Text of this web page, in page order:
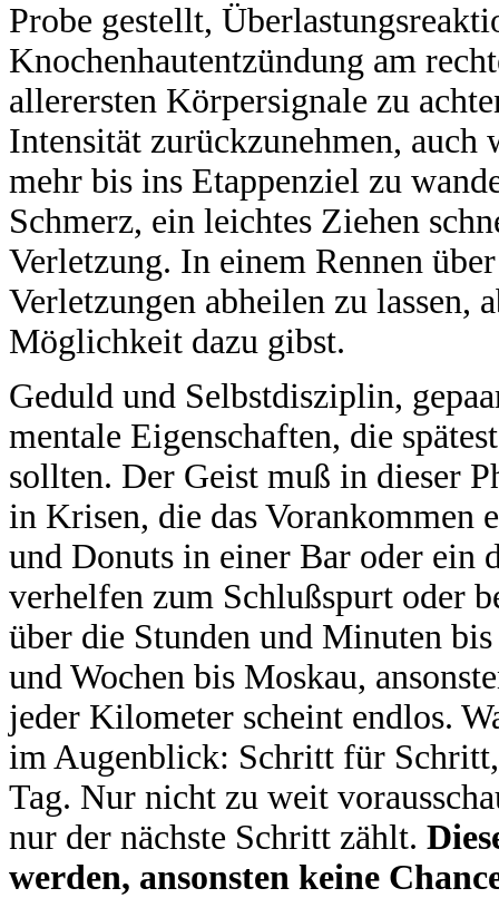
Probe gestellt,
Knochenhautentzündung am
allerersten Körpersignale zu
Intensität zurückzunehmen, auch
mehr bis ins Etappenziel zu
Schmerz, ein leichtes Ziehen
Verletzung. In einem Rennen
Verletzungen abheilen zu lassen,
Möglichkeit dazu gibst.
Geduld und Selbstdisziplin,
mentale Eigenschaften, die
sollten. Der Geist muß in dieser
in Krisen, die das Vorankommen
und Donuts in einer Bar oder ein
verhelfen zum Schlußspurt oder
über die Stunden und Minuten
und Wochen bis Moskau,
jeder Kilometer scheint endlos.
im Augenblick: Schritt für
Tag. Nur nicht zu weit
nur der nächste Schritt zählt.
werden, ansonsten keine